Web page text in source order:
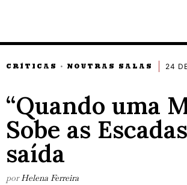
CRÍTICAS · NOUTRAS SALAS 24
“Quando uma
Sobe as
saída
porHelena Ferreira